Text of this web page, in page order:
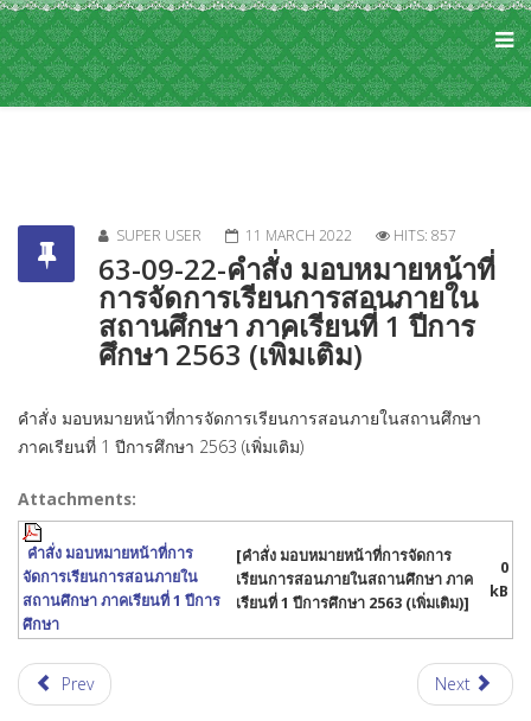
SUPER USER 11 MARCH 2022 HITS: 857
63-09-22-คำสั่ง มอบหมายหน้าที่
การจัดการเรียนการสอนภายใน
สถานศึกษา ภาคเรียนที่ 1 ปีการ
ศึกษา 2563 (เพิ่มเติม)
คำสั่ง มอบหมายหน้าที่การจัดการเรียนการสอนภายในสถานศึกษา
ภาคเรียนที่ 1 ปีการศึกษา 2563 (เพิ่มเติม)
Attachments:
คำสั่ง มอบหมายหน้าที่การ
จัดการเรียนการสอนภายใน
สถานศึกษา ภาคเรียนที่ 1 ปีการ
ศึกษา
[คำสั่ง มอบหมายหน้าที่การจัดการ
เรียนการสอนภายในสถานศึกษา ภาค
เรียนที่ 1 ปีการศึกษา 2563 (เพิ่มเติม)]
0
kB
Prev Next